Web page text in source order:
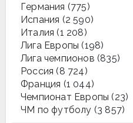
Германия (775)
Испания (2 590)
Италия (1 208)
Лига Европы (198)
Лига чемпионов (835)
Россия (8 724)
Франция (1 044)
Чемпионат Европы (23)
ЧМ по футболу (3 857)